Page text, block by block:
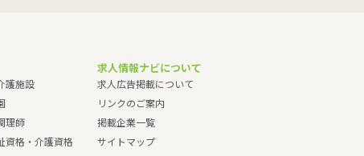
護施設
理師
資格・介護資格
求人情報ナビについて
求人広告掲載について
リンクのご案内
掲載企業一覧
サイトマップ